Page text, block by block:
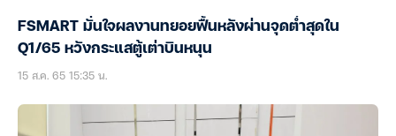
FSMART มั่นใจผลงานทยอยฟื้นหลังผ่านจุดต่ำสุดใน
Q1/65 หวังกระแสตู้เต่าบินหนุน
15 ส.ค. 65 15:35 น.